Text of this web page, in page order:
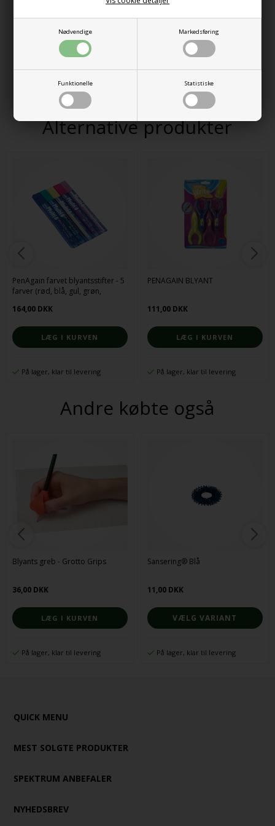
Nødvendige Markedsføring
Funktionelle Statistiske
Penagain kaldes også raketblyant.
Stifterne kan skiftes. Str. 2,0
Alternative produkter
PenAgain farvet blyantsstifter - 5
farver (rød, blå, gul, grøn,
164,00 DKK
På lager, klar til levering
PENAGAIN BLYANT
111,00 DKK
På lager, klar til levering
Andre købte også
Blyants greb - Grotto Grips
36,00 DKK
På lager, klar til levering
Sansering® Blå
11,00 DKK
VÆLG VARIANT
På lager, klar til levering
QUICK MENU
MEST SOLGTE PRODUKTER
SPEKTRUM ANBEFALER
NYHEDSBREV